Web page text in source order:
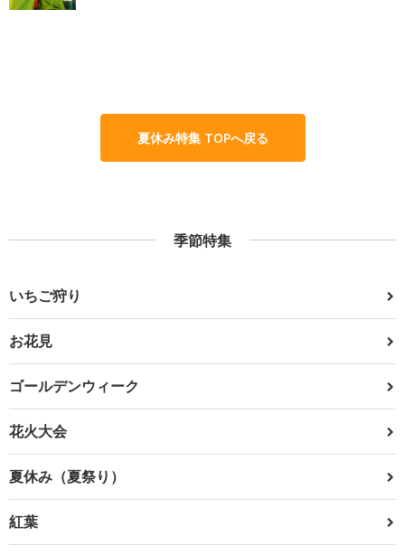
夏休み特集 TOPへ戻る
季節特集
いちご狩り
お花見
ゴールデンウィーク
花火大会
夏休み（夏祭り）
紅葉